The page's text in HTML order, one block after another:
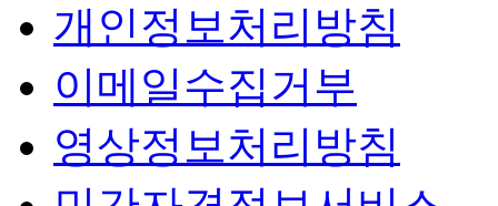
개인정보처리방침
이메일수집거부
영상정보처리방침